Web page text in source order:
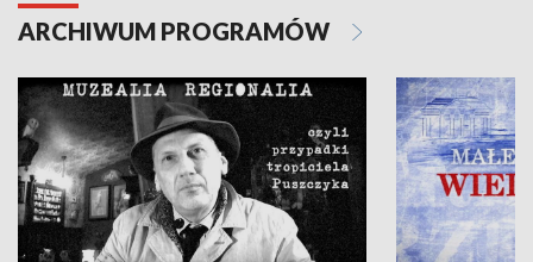
ARCHIWUM PROGRAMÓW